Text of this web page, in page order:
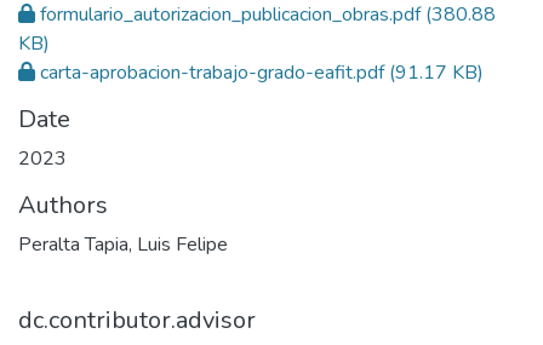
formulario_autorizacion_publicacion_obras.pdf(380.88
KB)
carta-aprobacion-trabajo-grado-eafit.pdf(91.17 KB)
Date
2023
Authors
Peralta Tapia, Luis Felipe
dc.contributor.advisor